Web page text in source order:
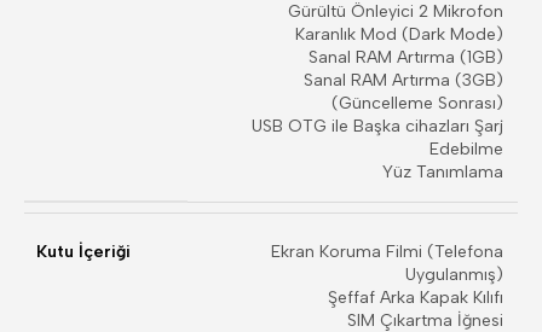
Gürültü Önleyici 2 Mikrofon
Karanlık Mod (Dark Mode)
Sanal RAM Artırma (1GB)
Sanal RAM Artırma (3GB)
(Güncelleme Sonrası)
USB OTG ile Başka cihazları Şarj
Edebilme
Yüz Tanımlama
Kutu İçeriği
Ekran Koruma Filmi (Telefona
Uygulanmış)
Şeffaf Arka Kapak Kılıfı
SIM Çıkartma İğnesi